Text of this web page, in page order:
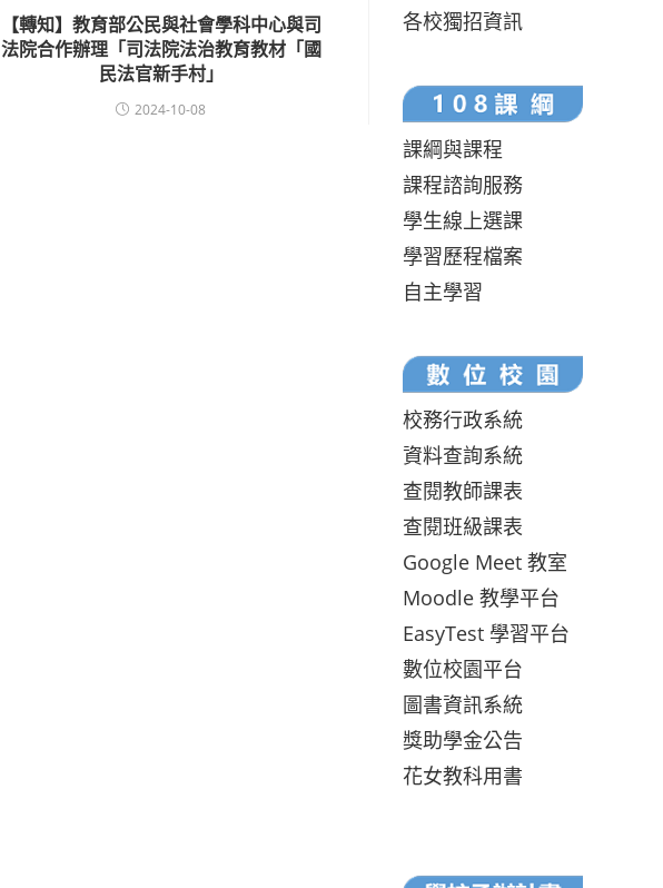
【轉知】教育部公民與社會學科中心與司
法院合作辦理「司法院法治教育教材「國
民法官新手村」
2024-10-08
各校獨招資訊
課綱與課程
課程諮詢服務
學生線上選課
學習歷程檔案
自主學習
校務行政系統
資料查詢系統
查閱教師課表
查閱班級課表
Google Meet 教室
Moodle 教學平台
EasyTest 學習平台
數位校園平台
圖書資訊系統
獎助學金公告
花女教科用書